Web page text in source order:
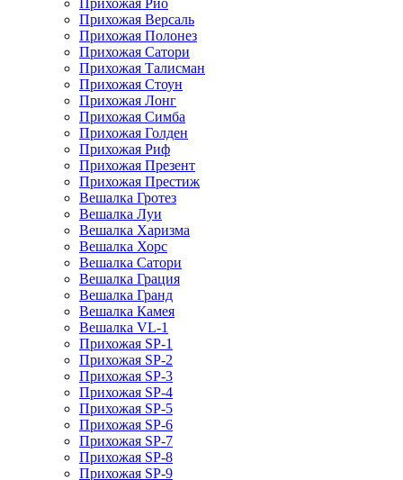
Прихожая Рио
Прихожая Версаль
Прихожая Полонез
Прихожая Сатори
Прихожая Талисман
Прихожая Стоун
Прихожая Лонг
Прихожая Симба
Прихожая Голден
Прихожая Риф
Прихожая Презент
Прихожая Престиж
Вешалка Гротез
Вешалка Луи
Вешалка Харизма
Вешалка Хорс
Вешалка Сатори
Вешалка Грация
Вешалка Гранд
Вешалка Камея
Вешалка VL-1
Прихожая SP-1
Прихожая SP-2
Прихожая SP-3
Прихожая SP-4
Прихожая SP-5
Прихожая SP-6
Прихожая SP-7
Прихожая SP-8
Прихожая SP-9